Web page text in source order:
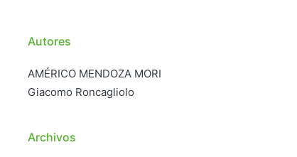
Autores
AMÉRICO MENDOZA MORI
Giacomo Roncagliolo
Archivos